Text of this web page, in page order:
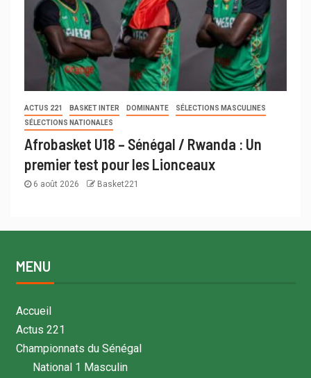
ACTUS 221 BASKET INTER DOMINANTE
SÉLECTIONS MASCULINES
SÉLECTIONS NATIONALES
Afrobasket U18 – Sénégal / Rwanda : Un
premier test pour les Lionceaux
6 août 2026 Basket221
MENU
Accueil
Actus 221
Championnats du Sénégal
National 1 Masculin